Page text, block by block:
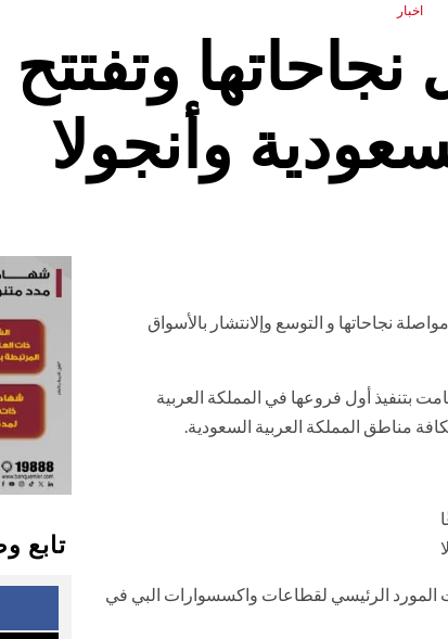
اخبار
وأنجولا
نجاحاتها و التوسع وإلانتشار بالأسواق
بتنفيذ أول فروعها في المملكة العربية
مناطق المملكة العربية السعودية.
المورد الرئيسي لقطاعات واكسسوارات البي في
تابع